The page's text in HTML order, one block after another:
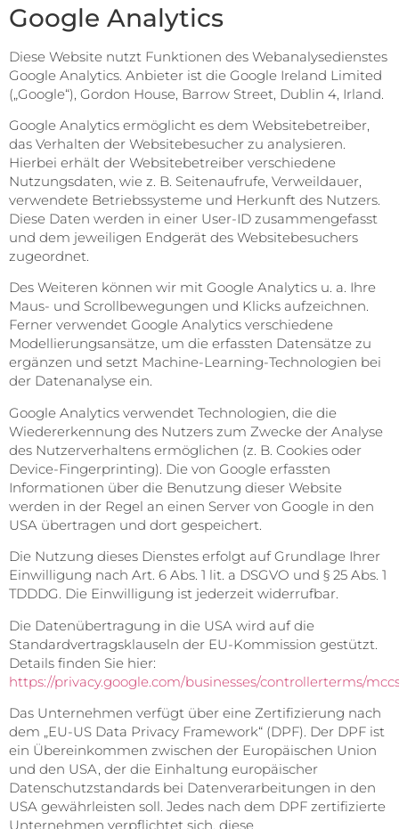
Google Analytics
Diese Website nutzt Funktionen des Webanalysedienstes
Google Analytics. Anbieter ist die Google Ireland Limited
(„Google“), Gordon House, Barrow Street, Dublin 4, Irland.
Google Analytics ermöglicht es dem Websitebetreiber,
das Verhalten der Websitebesucher zu analysieren.
Hierbei erhält der Websitebetreiber verschiedene
Nutzungsdaten, wie z. B. Seitenaufrufe, Verweildauer,
verwendete Betriebssysteme und Herkunft des Nutzers.
Diese Daten werden in einer User-ID zusammengefasst
und dem jeweiligen Endgerät des Websitebesuchers
zugeordnet.
Des Weiteren können wir mit Google Analytics u. a. Ihre
Maus- und Scrollbewegungen und Klicks aufzeichnen.
Ferner verwendet Google Analytics verschiedene
Modellierungsansätze, um die erfassten Datensätze zu
ergänzen und setzt Machine-Learning-Technologien bei
der Datenanalyse ein.
Google Analytics verwendet Technologien, die die
Wiedererkennung des Nutzers zum Zwecke der Analyse
des Nutzerverhaltens ermöglichen (z. B. Cookies oder
Device-Fingerprinting). Die von Google erfassten
Informationen über die Benutzung dieser Website
werden in der Regel an einen Server von Google in den
USA übertragen und dort gespeichert.
Die Nutzung dieses Dienstes erfolgt auf Grundlage Ihrer
Einwilligung nach Art. 6 Abs. 1 lit. a DSGVO und § 25 Abs. 1
TDDDG. Die Einwilligung ist jederzeit widerrufbar.
Die Datenübertragung in die USA wird auf die
Standardvertragsklauseln der EU-Kommission gestützt.
Details finden Sie hier:
https://privacy.google.com/businesses/controllerterms/
Das Unternehmen verfügt über eine Zertifizierung nach
dem „EU-US Data Privacy Framework“ (DPF). Der DPF ist
ein Übereinkommen zwischen der Europäischen Union
und den USA, der die Einhaltung europäischer
Datenschutzstandards bei Datenverarbeitungen in den
USA gewährleisten soll. Jedes nach dem DPF zertifizierte
Unternehmen verpflichtet sich, diese